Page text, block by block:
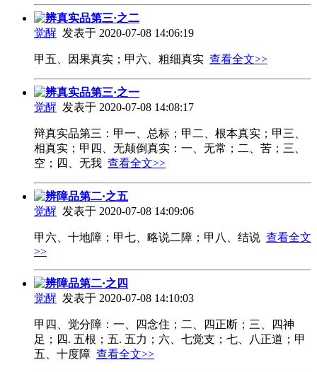
辨真实品第三·之二
觉醒 发表于 2020-07-08 14:06:19
甲五、因果真实；甲六、粗细真实 查看全文>>
辨真实品第三·之一
觉醒 发表于 2020-07-08 14:08:17
辩真实品第三：甲一、总标；甲二、根本真实；甲三、
相真实；甲四、无颠倒真实：一、无常；二、苦；三、
空；四、无我 查看全文>>
辨障品第二·之五
觉醒 发表于 2020-07-08 14:09:06
甲六、十地障；甲七、略说二障；甲八、结说 查看全文
>>
辨障品第二·之四
觉醒 发表于 2020-07-08 14:10:03
甲四、觉分障：一、四念住；二、四正断；三、四神
足；四. 五根；五. 五力；六、七觉支；七、八正道；甲
五、十度障 查看全文>>